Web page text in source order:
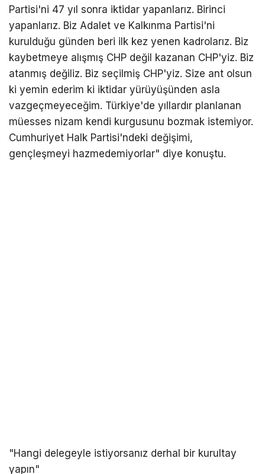
Partisi'ni 47 yıl sonra iktidar yapanlarız. Birinci
yapanlarız. Biz Adalet ve Kalkınma Partisi'ni
kurulduğu günden beri ilk kez yenen kadrolarız. Biz
kaybetmeye alışmış CHP değil kazanan CHP'yiz. Biz
atanmış değiliz. Biz seçilmiş CHP'yiz. Size ant olsun
ki yemin ederim ki iktidar yürüyüşünden asla
vazgeçmeyeceğim. Türkiye'de yıllardır planlanan
müesses nizam kendi kurgusunu bozmak istemiyor.
Cumhuriyet Halk Partisi'ndeki değişimi,
gençleşmeyi hazmedemiyorlar" diye konuştu.
"Hangi delegeyle istiyorsanız derhal bir kurultay
yapın"